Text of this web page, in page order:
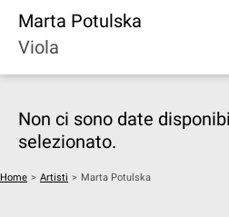
Marta Potulska
Viola
Non ci sono date
selezionato.
Home > Artisti > Marta Potulska